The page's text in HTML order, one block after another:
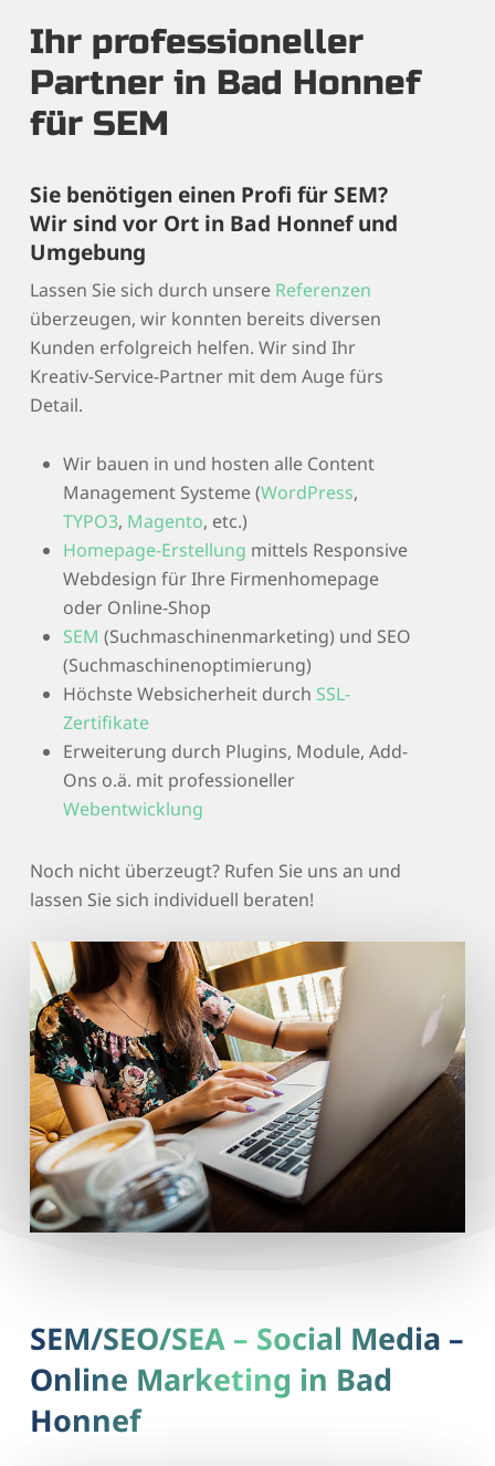
Ihr professioneller
Partner in Bad Honnef
für SEM
Sie benötigen einen Profi für SEM?
Wir sind vor Ort in Bad Honnef und
Umgebung
Lassen Sie sich durch unsere Referenzen
überzeugen, wir konnten bereits diversen
Kunden erfolgreich helfen. Wir sind Ihr
Kreativ-Service-Partner mit dem Auge fürs
Detail.
Wir bauen in und hosten alle Content
Management Systeme (WordPress,
TYPO3, Magento, etc.)
Homepage-Erstellung mittels Responsive
Webdesign für Ihre Firmenhomepage
oder Online-Shop
SEM (Suchmaschinenmarketing) und SEO
(Suchmaschinenoptimierung)
Höchste Websicherheit durch SSL-
Zertifikate
Erweiterung durch Plugins, Module, Add-
Ons o.ä. mit professioneller
Webentwicklung
Noch nicht überzeugt? Rufen Sie uns an und
lassen Sie sich individuell beraten!
SEM/SEO/SEA – Social Media –
Online Marketing in Bad
Honnef